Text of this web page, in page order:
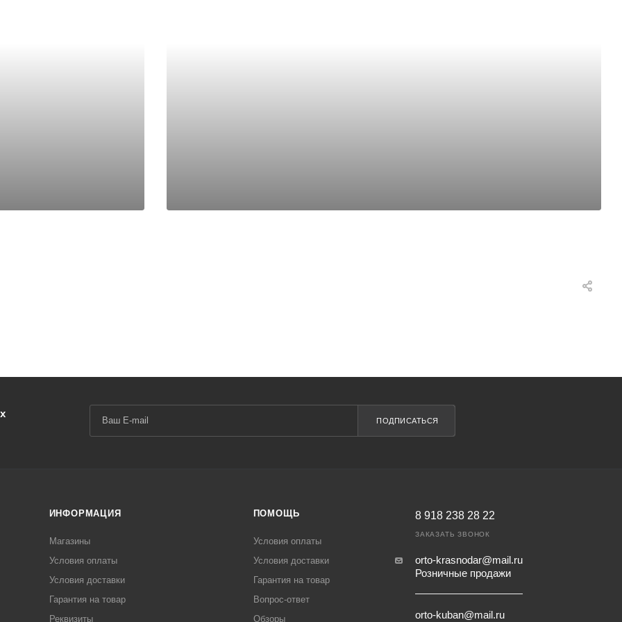
ПОДПИСАТЬСЯ
ИНФОРМАЦИЯ
Магазины
Условия оплаты
Условия доставки
Гарантия на товар
Реквизиты
ПОМОЩЬ
Условия оплаты
Условия доставки
Гарантия на товар
Вопрос-ответ
Обзоры
8 918 238 28 22
ЗАКАЗАТЬ ЗВОНОК
orto-krasnodar@mail.ru
Розничные продажи
orto-kuban@mail.ru